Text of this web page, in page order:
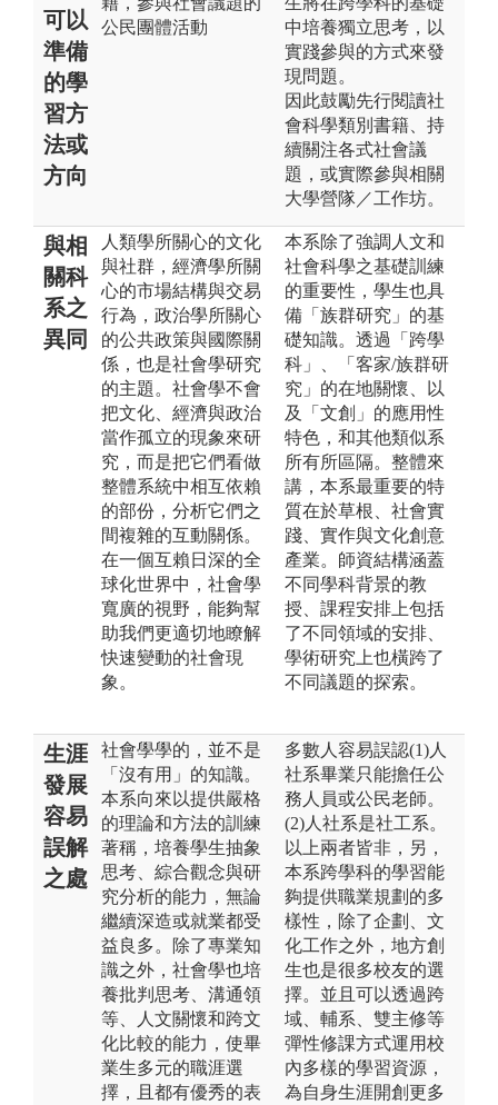
可以
準備
的學
習方
法或
方向
公民團體活動
中培養獨立思考，以
實踐參與的方式來發
現問題。
因此鼓勵先行閱讀社
會科學類別書籍、持
續關注各式社會議
題，或實際參與相關
大學營隊／工作坊。
與相
關科
系之
異同
人類學所關心的文化
與社群，經濟學所關
心的市場結構與交易
行為，政治學所關心
的公共政策與國際關
係，也是社會學研究
的主題。社會學不會
把文化、經濟與政治
當作孤立的現象來研
究，而是把它們看做
整體系統中相互依賴
的部份，分析它們之
間複雜的互動關係。
在一個互賴日深的全
球化世界中，社會學
寬廣的視野，能夠幫
助我們更適切地瞭解
快速變動的社會現
象。
本系除了強調人文和
社會科學之基礎訓練
的重要性，學生也具
備「族群研究」的基
礎知識。透過「跨學
科」、「客家/族群研
究」的在地關懷、以
及「文創」的應用性
特色，和其他類似系
所有所區隔。整體來
講，本系最重要的特
質在於草根、社會實
踐、實作與文化創意
產業。師資結構涵蓋
不同學科背景的教
授、課程安排上包括
了不同領域的安排、
學術研究上也橫跨了
不同議題的探索。
生涯
發展
容易
誤解
之處
社會學學的，並不是
「沒有用」的知識。
本系向來以提供嚴格
的理論和方法的訓練
著稱，培養學生抽象
思考、綜合觀念與研
究分析的能力，無論
繼續深造或就業都受
益良多。除了專業知
識之外，社會學也培
養批判思考、溝通領
等、人文關懷和跨文
化比較的能力，使畢
業生多元的職涯選
擇，且都有優秀的表
多數人容易誤認(1)人
社系畢業只能擔任公
務人員或公民老師。
(2)人社系是社工系。
以上兩者皆非，另，
本系跨學科的學習能
夠提供職業規劃的多
樣性，除了企劃、文
化工作之外，地方創
生也是很多校友的選
擇。並且可以透過跨
域、輔系、雙主修等
彈性修課方式運用校
內多樣的學習資源，
為自身生涯開創更多